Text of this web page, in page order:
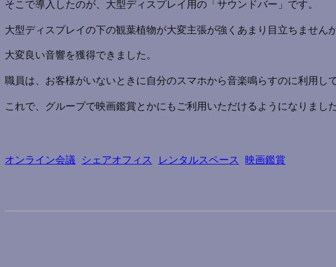
そこで導入したのが、大型ディスプレイ用の「サウンドバー」です。
大型ディスプレイの下の観葉植物が大変主張が強くあまり目立ちませ
大変良い音響を獲得できました。
職員は、お客様がいないときに自分のスマホから音楽鳴らすのに利用
これで、グループで映画鑑賞とかにもご利用いただけるようになりま
オンライン会議 シェアオフィス レンタルスペース 映画鑑賞